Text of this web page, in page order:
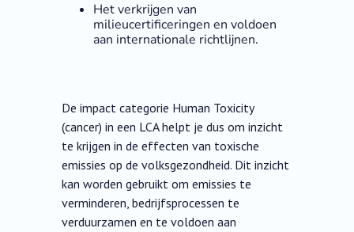
Het verkrijgen van
milieucertificeringen en voldoen
aan internationale richtlijnen.
De impact categorie Human Toxicity
(cancer) in een LCA helpt je dus om inzicht
te krijgen in de effecten van toxische
emissies op de volksgezondheid. Dit inzicht
kan worden gebruikt om emissies te
verminderen, bedrijfsprocessen te
verduurzamen en te voldoen aan